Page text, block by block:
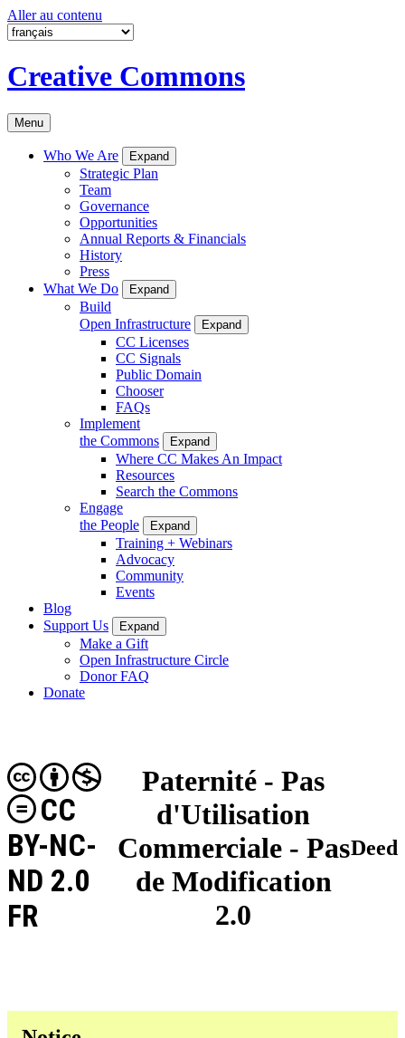
Aller au contenu
Creative Commons
Menu
Who We Are Expand
Strategic Plan
Team
Governance
Opportunities
Annual Reports & Financials
History
Press
What We Do
Expand
Build
Open Infrastructure
Expand
CC Licenses
CC Signals
Public Domain
Chooser
FAQs
Implement
the Commons
Expand
Where CC Makes An Impact
Resources
Search the Commons
Engage
the People
Expand
Training + Webinars
Advocacy
Community
Events
Blog
Support Us
Expand
Make a Gift
Open Infrastructure Circle
Donor FAQ
Donate
Paternité - Pas
d'Utilisation
Commerciale - Pas
de Modification
2.0
CC
BY-NC-
ND 2.0
FR
Deed